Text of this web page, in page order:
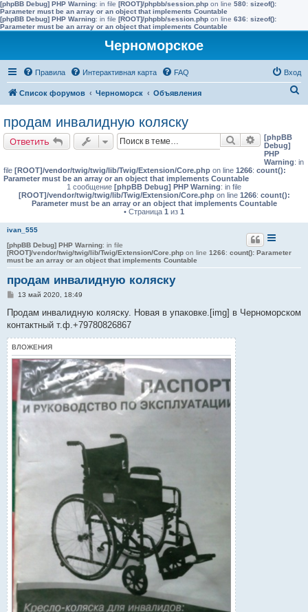
[phpBB Debug] PHP Warning: in file [ROOT]/phpbb/session.php on line 580: sizeof():
Parameter must be an array or an object that implements Countable
[phpBB Debug] PHP Warning: in file [ROOT]/phpbb/session.php on line 636: sizeof():
Parameter must be an array or an object that implements Countable
Черноморское
Правила Интерактивная карта FAQ Вход
Список форумов Черноморск Объявления
продам инвалидную коляску
Ответить Поиск
[phpBB
Debug]
PHP
Warning: in
file [ROOT]/vendor/twig/twig/lib/Twig/Extension/Core.php on line 1266: count():
Parameter must be an array or an object that implements Countable
1 сообщение [phpBB Debug] PHP Warning: in file
[ROOT]/vendor/twig/twig/lib/Twig/Extension/Core.phpon line 1266: count():
Parameter must be an array or an object that implements Countable
• Страница 1 из 1
ivan_555
[phpBB Debug] PHP Warning: in file
[ROOT]/vendor/twig/twig/lib/Twig/Extension/Core.php on line 1266: count(): Parameter
must be an array or an object that implements Countable
продам инвалидную коляску
С
о
щ
н
и
е
13 май 2020, 18:49
Продам инвалидную коляску. Новая в упаковке.[img] в Черноморском
контактный т.ф.+79780826867
ВЛОЖЕНИЯ